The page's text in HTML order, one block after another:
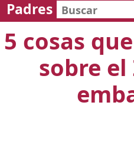
Padres
5 cosas
sobre